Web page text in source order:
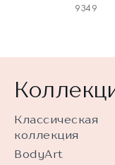
9349
Классическая
коллекция
BodyArt